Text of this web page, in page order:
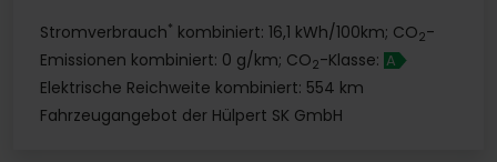
Stromverbrauch* kombiniert: 16,1 kWh/100km; CO2-
Emissionen kombiniert: 0 g/km; CO2-Klasse: A
Elektrische Reichweite kombiniert: 554 km
Fahrzeugangebot der Hülpert SK GmbH